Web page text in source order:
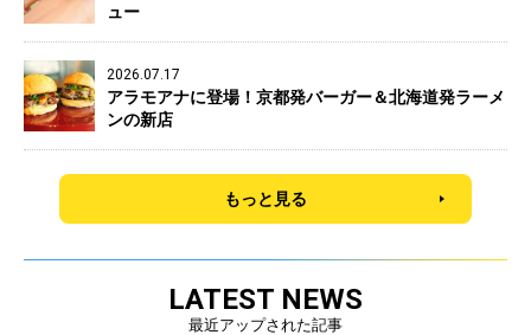
ュー
2026.07.17
アラモアナに登場！京都発バーガー＆北海道発ラーメ
ンの新店
もっと見る
LATEST NEWS
最近アップされた記事